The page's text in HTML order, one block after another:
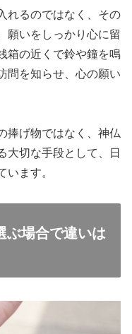
れるのではなく、その
願いをしっかり心に留
箱の近くで鈴や鐘を鳴
問を知らせ、心の願い
捧げ物ではなく、神仏
大切な手段として、日
います。
ぶ場合で違いは